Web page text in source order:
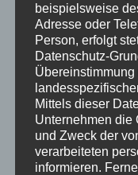
Juni 20th,
Juni 20th,
beispielsweise
Adresse oder
Person, erfolgt
Datenschutz-
Mittels dieser
Unternehmen die
und Zweck der
verarbeiteten
informieren.